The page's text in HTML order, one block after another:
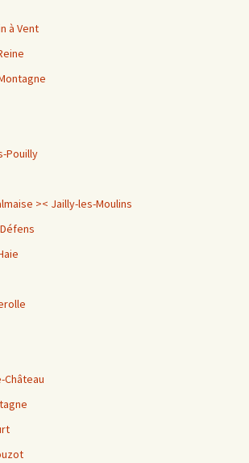
à Vent
Pouilly
>< Jailly-les-Moulins
Château